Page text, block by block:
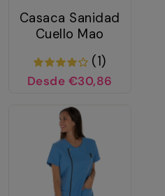
Casaca Sanidad
Cuello Mao
(1)
Desde €30,86